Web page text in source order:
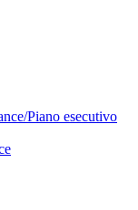
Piano esecutivo